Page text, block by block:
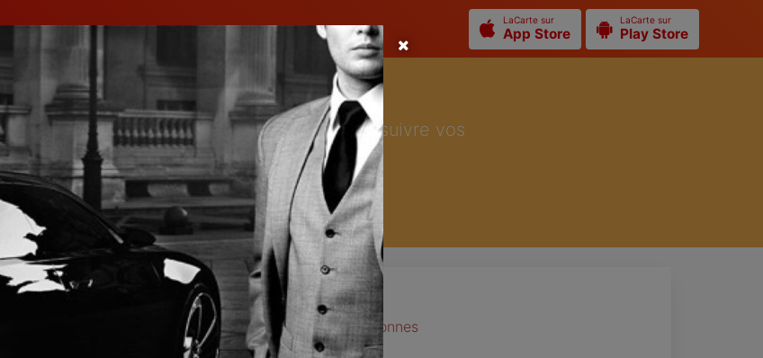
LaCarte sur
App Store
LaCarte sur
Play Store
Installez l'App LaCarte
Téléchargez gratuitement l'app LaCarte pour suivre vos
commerces favoris et ne rien rater !
Télécharger Plus tard
My Drivers Vip
VTC / Taxi / transport de personnes
Janville-sur-Juine